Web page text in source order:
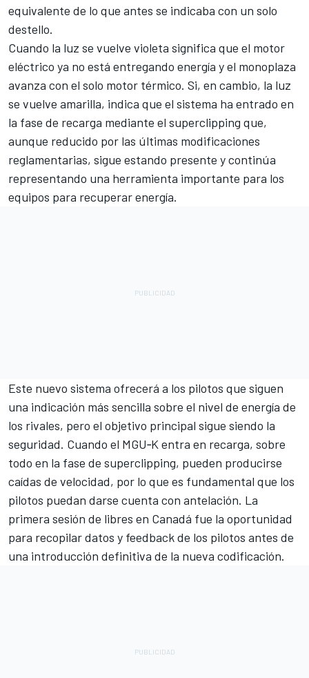
equivalente de lo que antes se indicaba con un solo
destello.
Cuando la luz se vuelve violeta significa que el motor
eléctrico ya no está entregando energía y el monoplaza
avanza con el solo motor térmico. Si, en cambio, la luz
se vuelve amarilla, indica que el sistema ha entrado en
la fase de recarga mediante el superclipping que,
aunque reducido por las últimas modificaciones
reglamentarias, sigue estando presente y continúa
representando una herramienta importante para los
equipos para recuperar energía.
Este nuevo sistema ofrecerá a los pilotos que siguen
una indicación más sencilla sobre el nivel de energía de
los rivales, pero el objetivo principal sigue siendo la
seguridad. Cuando el MGU‑K entra en recarga, sobre
todo en la fase de superclipping, pueden producirse
caídas de velocidad, por lo que es fundamental que los
pilotos puedan darse cuenta con antelación. La
primera sesión de libres en Canadá fue la oportunidad
para recopilar datos y feedback de los pilotos antes de
una introducción definitiva de la nueva codificación.